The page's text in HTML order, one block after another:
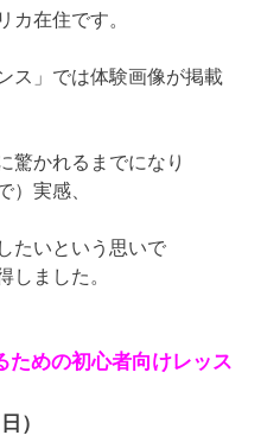
カ在住です。
ス」では体験画像が掲載
驚かれるまでになり
）実感、
たいという思いで
しました。
ための初心者向けレッス
）